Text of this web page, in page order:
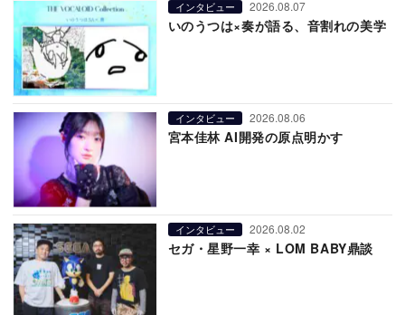
インタビュー 2026.08.07
いのうつは×奏が語る、音割れの美学
インタビュー 2026.08.06
宮本佳林 AI開発の原点明かす
インタビュー 2026.08.02
セガ・星野一幸 × LOM BABY鼎談